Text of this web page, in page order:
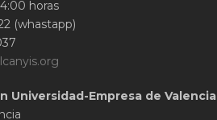
horas
(whastapp)
Universidad-Empresa de Valencia